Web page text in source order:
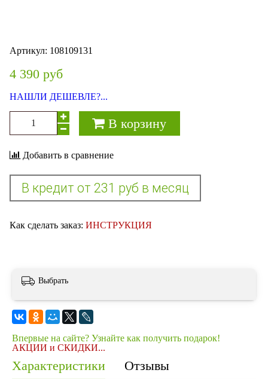
Артикул: 108109131
4 390 руб
НАШЛИ ДЕШЕВЛЕ?...
В корзину
Добавить в сравнение
Как сделать заказ: ИНСТРУКЦИЯ
Выбрать
Впервые на сайте? Узнайте как получить подарок!
АКЦИИ и СКИДКИ...
Характеристики Отзывы